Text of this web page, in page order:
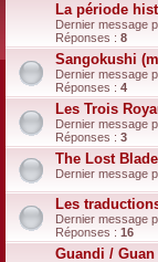
La période
Dernier message
Réponses : 8
Sangokushi
Dernier message
Réponses : 4
Les Trois
Dernier message
Réponses : 3
The Lost
Dernier message
Les
Dernier message
Réponses : 16
Guandi /